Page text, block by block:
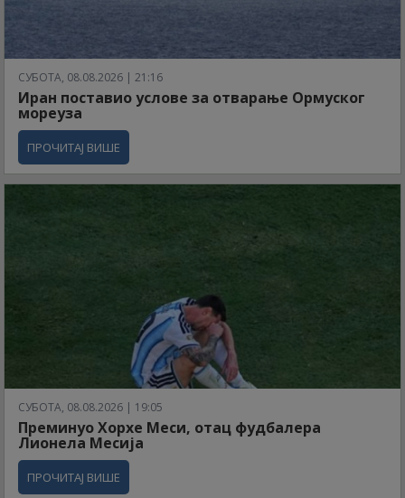
СУБОТА, 08.08.2026 | 21:16
Иран поставио услове за отварање Ормуског
мореуза
ПРОЧИТАЈ ВИШЕ
СУБОТА, 08.08.2026 | 19:05
Преминуо Хорхе Меси, отац фудбалера
Лионела Месија
ПРОЧИТАЈ ВИШЕ